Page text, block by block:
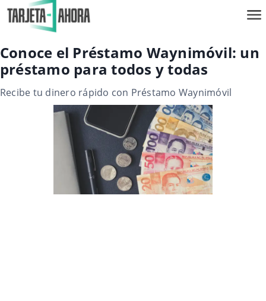
Conoce el Préstamo Waynimóvil: un
préstamo para todos y todas
Recibe tu dinero rápido con Préstamo Waynimóvil